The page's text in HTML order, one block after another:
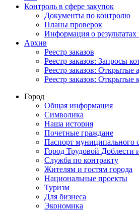
Контроль в сфере закупок
Документы по контролю
Планы проверок
Информация о результатах
Архив
Реестр заказов
Реестр заказов: Запросы
Реестр заказов: Открытые
Реестр заказов: Открытые
Город
Общая информация
Символика
Наша история
Почетные граждане
Паспорт муниципального
Город Трудовой Доблести
Служба по контракту
Жителям и гостям города
Национальные проекты
Туризм
Для бизнеса
Экономика